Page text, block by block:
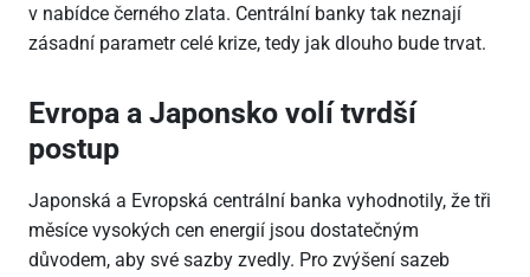
v nabídce černého zlata. Centrální banky tak neznají
zásadní parametr celé krize, tedy jak dlouho bude trvat.
Evropa a Japonsko volí tvrdší
postup
Japonská a Evropská centrální banka vyhodnotily, že tři
měsíce vysokých cen energií jsou dostatečným
důvodem, aby své sazby zvedly. Pro zvýšení sazeb